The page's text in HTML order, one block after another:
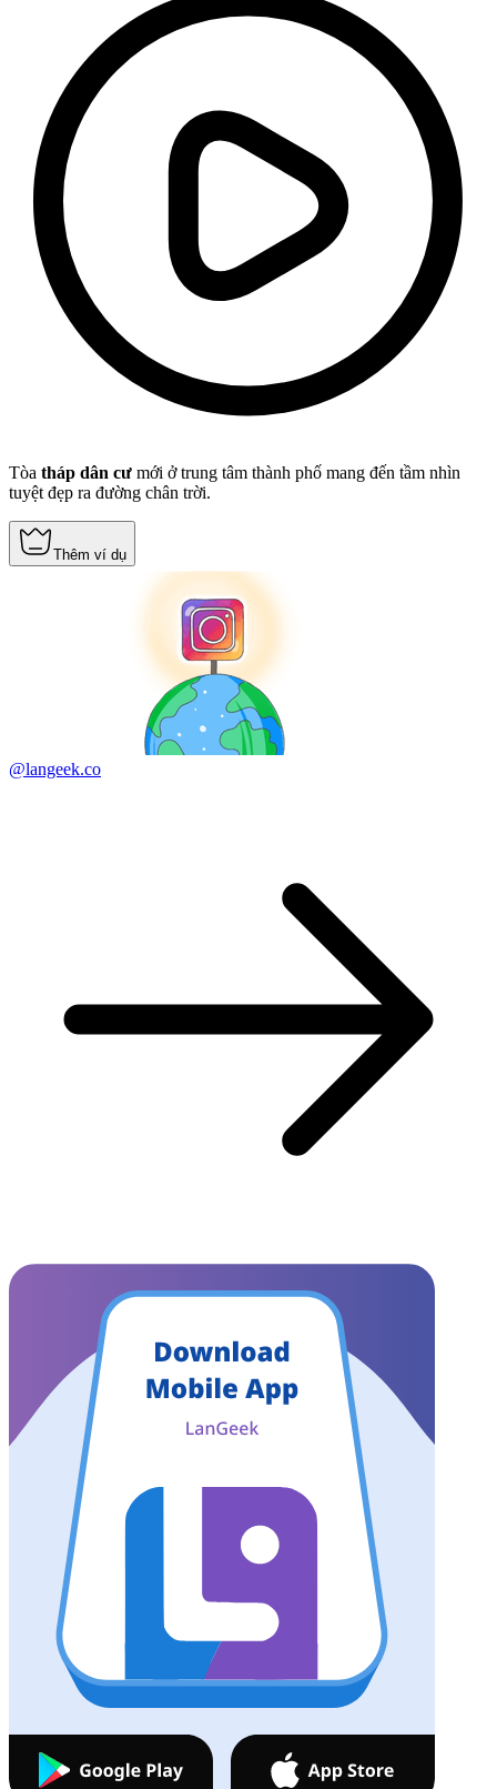
Tòa tháp dân cư mới ở trung tâm thành phố mang đến tầm nhìn
tuyệt đẹp ra đường chân trời.
Thêm ví dụ
@langeek.co